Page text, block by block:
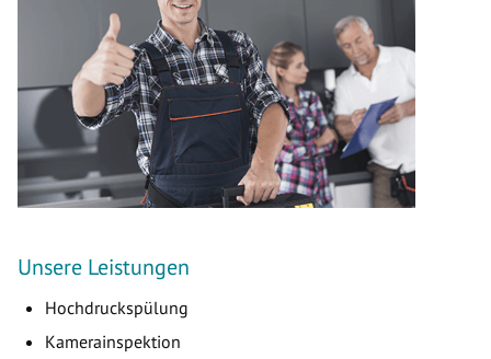
Unsere Leistungen
Hochdruckspülung
Kamerainspektion